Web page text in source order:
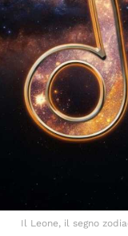
Il Leone, il segno